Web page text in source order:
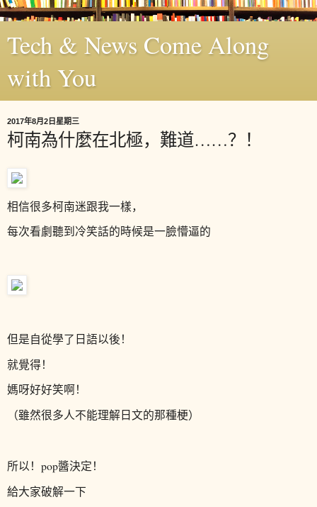
Tech & News Come Along
with You
2017年8月2日星期三
柯南為什麼在北極，難道……？！
相信很多柯南迷跟我一樣，
每次看劇聽到冷笑話的時候是一臉懵逼的
但是自從學了日語以後！
就覺得！
媽呀好好笑啊！
（雖然很多人不能理解日文的那種梗）
所以！pop醬決定！
給大家破解一下